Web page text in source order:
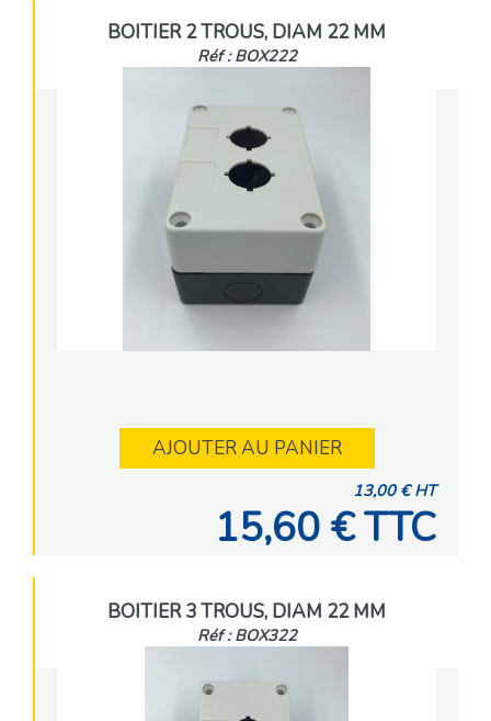
BOITIER 2 TROUS, DIAM 22 MM
Réf : BOX222
AJOUTER AU PANIER
13,00 € HT
15,60 € TTC
BOITIER 3 TROUS, DIAM 22 MM
Réf : BOX322